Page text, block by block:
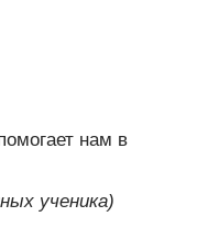
нам в
ученика)